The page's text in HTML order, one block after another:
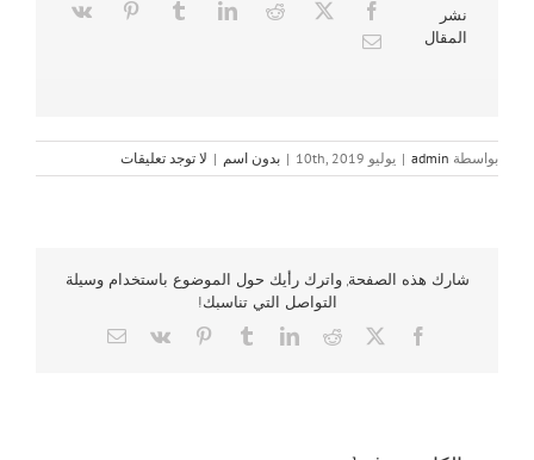
نشر
المقال
بواسطة admin
| يوليو 10th, 2019 | بدون اسم | لا توجد تعليقات
شارك هذه الصفحة, واترك رأيك حول الموضوع باستخدام وسيلة
التواصل التي تناسبك!
Facebook
X
Reddit
LinkedIn
Tumblr
Pinterest
Vk
Email